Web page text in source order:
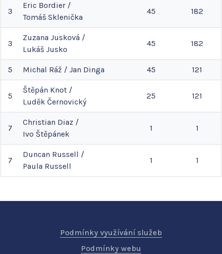
3
Eric Bordier /
Tomáš Sklenička
45 182
3
Zuzana Jusková /
Lukáš Jusko
45 182
5 Michal Ráž / Jan Dinga 45 121
5
Štěpán Knot /
Luděk Černovický
25 121
7
Christian Diaz /
Ivo Štěpánek
1 1
7
Duncan Russell /
Paula Russell
1 1
Podmínky využívání služeb
Podmínky webu